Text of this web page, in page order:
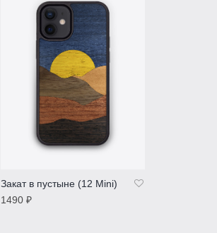
Закат в пустыне (12 Mini)
1490 ₽